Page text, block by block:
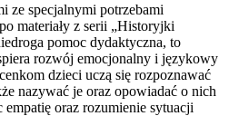
ze specjalnymi potrzebami
materiały z serii „Historyjki
pomoc dydaktyczna, to
rozwój emocjonalny i językowy
dzieci uczą się rozpoznawać
nazywać je oraz opowiadać o nich
empatię oraz rozumienie sytuacji